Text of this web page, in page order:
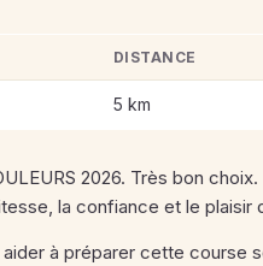
EN COULEURS 2026
DISTANCE
5 km
2026. Très bon
la confiance et le
à préparer cette course